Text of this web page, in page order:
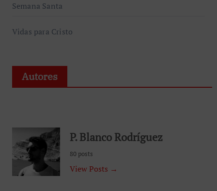
Semana Santa
Vidas para Cristo
Autores
P. Blanco Rodríguez
80 posts
View Posts →